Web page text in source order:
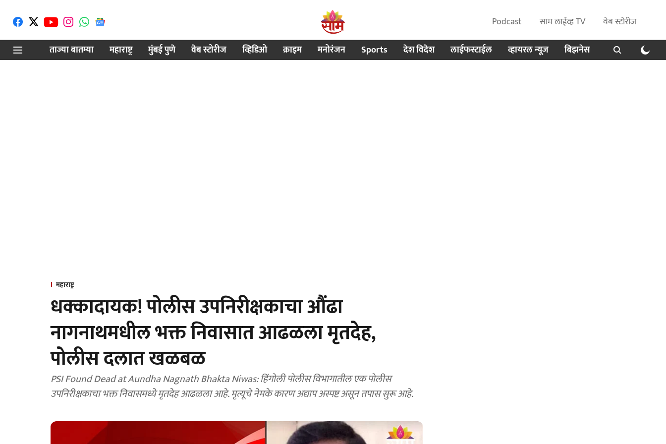
Podcast साम लाईव्ह TV
वेब स्टोरीज
ताज्या बातम्या
महाराष्ट्र मुंबई पुणे वेब स्टोरीज व्हिडिओ क्राइम मनोरंजन Sports देश विदेश लाईफस्टाईल व्हायरल न्यूज बिझनेस
महाराष्ट्र
धक्कादायक! पोलीस उपनिरीक्षकाचा औंढा
नागनाथमधील भक्त निवासात आढळला मृतदेह,
पोलीस दलात खळबळ
PSI Found Dead at Aundha Nagnath Bhakta Niwas: हिंगोली पोलीस विभागातील एक पोलीस
उपनिरीक्षकाचा भक्त निवासमध्ये मृतदेह आढळला आहे. मृत्यूचे नेमके कारण अद्याप अस्पष्ट असून तपास सुरू आहे.